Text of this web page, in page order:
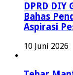
DPRD
Bahas
Aspirasi
10 Juni 2026